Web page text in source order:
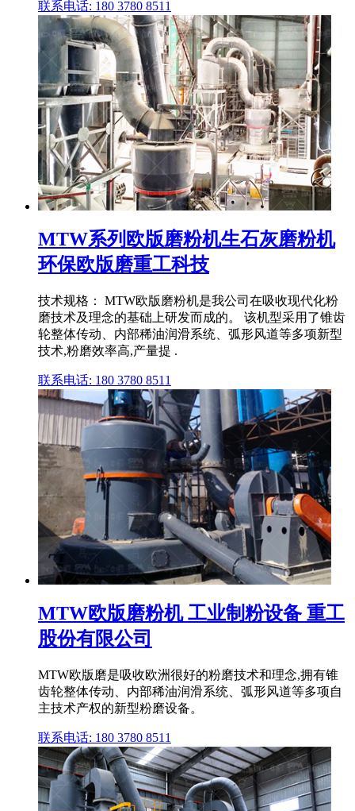
联系电话: 180 3780 8511
MTW系列欧版磨粉机生石灰磨粉机
环保欧版磨重工科技
技术规格： MTW欧版磨粉机是我公司在吸收现代化粉
磨技术及理念的基础上研发而成的。 该机型采用了锥齿
轮整体传动、内部稀油润滑系统、弧形风道等多项新型
技术,粉磨效率高,产量提 .
联系电话: 180 3780 8511
MTW欧版磨粉机 工业制粉设备 重工
股份有限公司
MTW欧版磨是吸收欧洲很好的粉磨技术和理念,拥有锥
齿轮整体传动、内部稀油润滑系统、弧形风道等多项自
主技术产权的新型粉磨设备。
联系电话: 180 3780 8511